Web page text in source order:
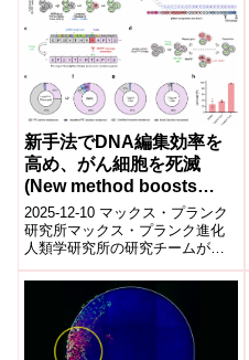
新手法でDNA編集効率を
高め、がん細胞を死滅
(New method boosts
DNA editing efficiency
and kills cancer cells in
the lab)
2025-12-10 マックス・プランク
研究所マックス・プランク進化
人類学研究所の研究チームが、
に高める新しい方法を開発し
た。この...